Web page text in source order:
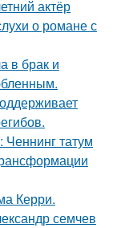
актёр
о романе с
в брак и
татум
Керри.
семчев